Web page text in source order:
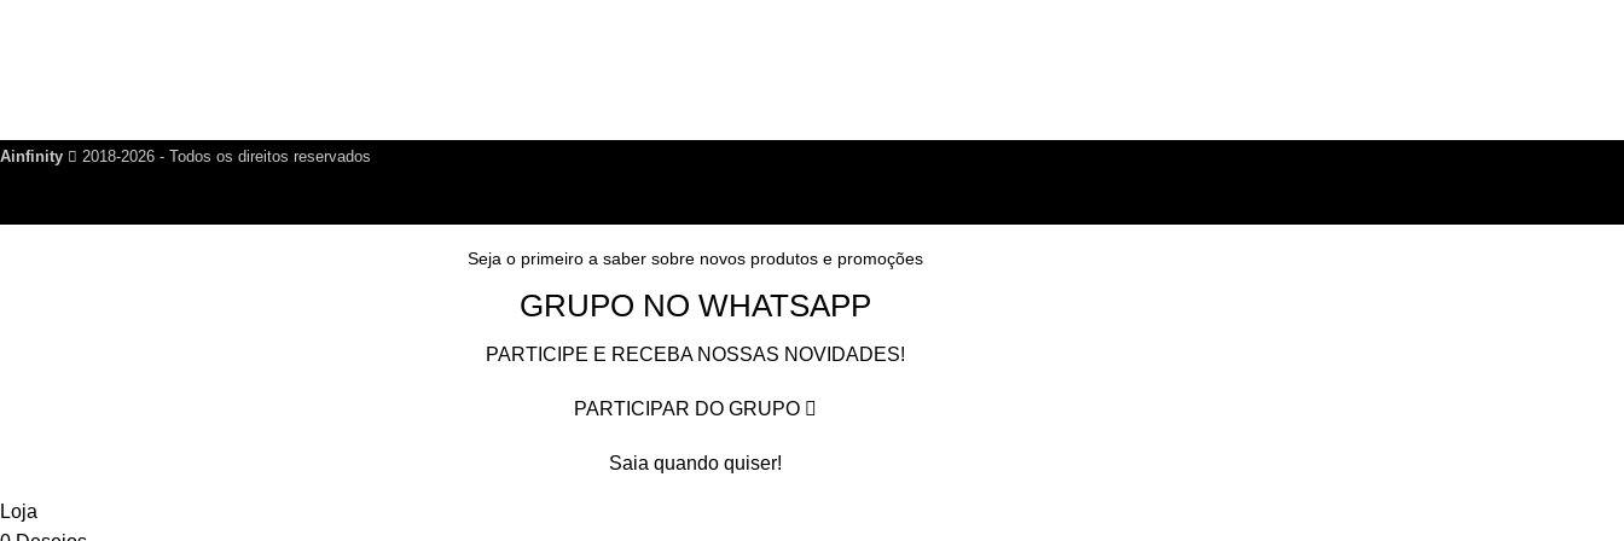
Ainfinity 2018-2026 - Todos os direitos reservados
Seja o primeiro a saber sobre novos produtos e promoções
GRUPO NO WHATSAPP
PARTICIPE E RECEBA NOSSAS NOVIDADES!
PARTICIPAR DO GRUPO
Saia quando quiser!
Loja